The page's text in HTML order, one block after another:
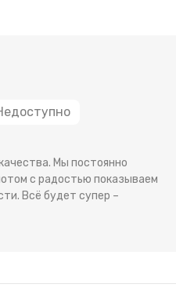
Мы постоянно
с радостью показываем
Всё будет супер –